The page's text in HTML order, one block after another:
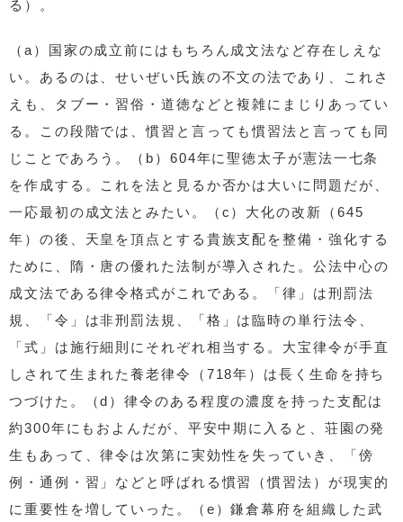
る）。
（a）国家の成立前にはもちろん成文法など存在しえな
い。あるのは、せいぜい氏族の不文の法であり、これさ
えも、タブー・習俗・道徳などと複雑にまじりあってい
る。この段階では、慣習と言っても慣習法と言っても同
じことであろう。（b）604年に聖徳太子が憲法一七条
を作成する。これを法と見るか否かは大いに問題だが、
一応最初の成文法とみたい。（c）大化の改新（645
年）の後、天皇を頂点とする貴族支配を整備・強化する
ために、隋・唐の優れた法制が導入された。公法中心の
成文法である律令格式がこれである。「律」は刑罰法
規、「令」は非刑罰法規、「格」は臨時の単行法令、
「式」は施行細則にそれぞれ相当する。大宝律令が手直
しされて生まれた養老律令（718年）は長く生命を持ち
つづけた。（d）律令のある程度の濃度を持った支配は
約300年にもおよんだが、平安中期に入ると、荘園の発
生もあって、律令は次第に実効性を失っていき、「傍
例・通例・習」などと呼ばれる慣習（慣習法）が現実的
に重要性を増していった。（e）鎌倉幕府を組織した武